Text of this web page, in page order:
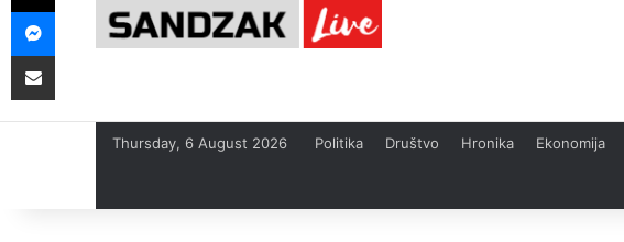
Thursday, 6 August 2026 Politika Društvo Hronika Ekonomija
Messenger
Pošalji preko E-Maila